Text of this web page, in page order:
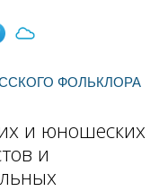
ФОЛЬКЛОРА
и юношеских
и